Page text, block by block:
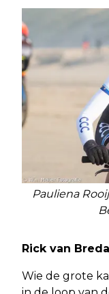
Pauliena
Rick van
Wie de grote